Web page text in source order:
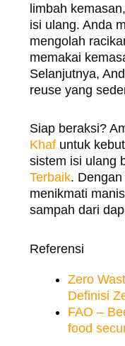
limbah
isi ulang. Anda
mengolah
memakai
Selanjutnya,
reuse yang
Siap beraksi?
Khaf untuk
sistem isi ulang
Terbaik.
menikmati
sampah dari
Referensi
Zero
Definisi
FAO –
food